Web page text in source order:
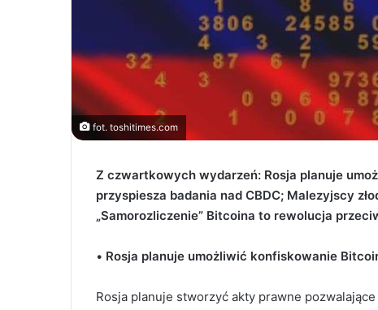
fot. toshitimes.com
Z czwartkowych wydarzeń: Rosja planuje
przyspiesza badania nad CBDC; Malezyjscy
„Samorozliczenie” Bitcoina to rewolucja
• Rosja planuje umożliwić konfiskowanie
Rosja planuje stworzyć akty prawne